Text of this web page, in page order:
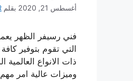
أغسطس 21, 2020 بقلم
فني رسيفر الظهر
التي تقوم بتوفير
ذات الانواع
وميزات عالية امر